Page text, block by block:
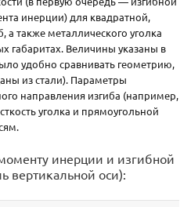
инерции) для квадратной,
а также металлического уголка
габаритах. Величины указаны в
удобно сравнивать геометрию,
из стали). Параметры
направления изгиба (например,
уголка и прямоугольной
инерции и изгибной
вертикальной оси):